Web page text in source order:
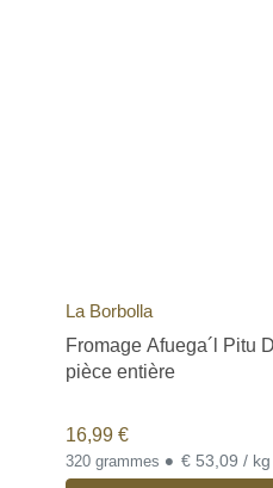
La Borbolla
Fromage Afuega´l Pitu
pièce entière
16,99 €
320 grammes • € 53,09 / kg